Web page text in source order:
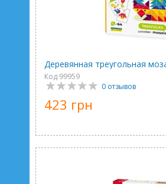
Деревянная треугольная
Код 99959
0 отзывов
423 грн